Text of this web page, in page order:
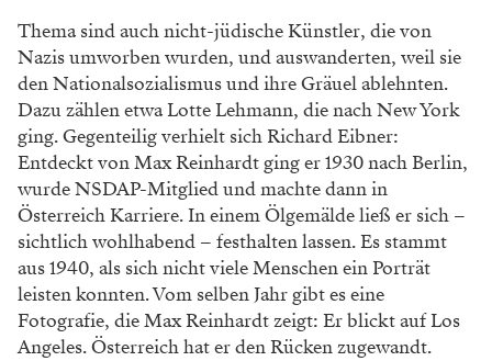
Thema sind auch nicht-jüdische Künstler, die von
Nazis umworben wurden, und auswanderten, weil sie
den Nationalsozialismus und ihre Gräuel ablehnten.
Dazu zählen etwa Lotte Lehmann, die nach New York
ging. Gegenteilig verhielt sich Richard Eibner:
Entdeckt von Max Reinhardt ging er 1930 nach Berlin,
wurde NSDAP-Mitglied und machte dann in
Österreich Karriere. In einem Ölgemälde ließ er sich –
sichtlich wohlhabend – festhalten lassen. Es stammt
aus 1940, als sich nicht viele Menschen ein Porträt
leisten konnten. Vom selben Jahr gibt es eine
Fotografie, die Max Reinhardt zeigt: Er blickt auf Los
Angeles. Österreich hat er den Rücken zugewandt.